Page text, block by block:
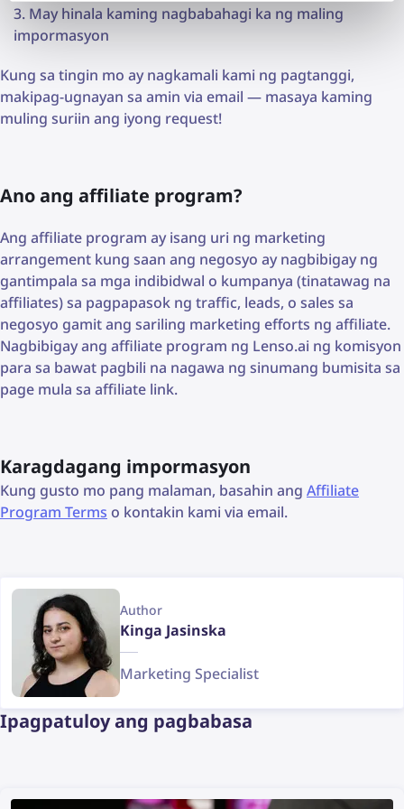
May hinala kaming nagbabahagi ka ng maling
impormasyon
Kung sa tingin mo ay nagkamali kami ng pagtanggi,
makipag-ugnayan sa amin via email — masaya kaming
muling suriin ang iyong request!
Ano ang affiliate program?
Ang affiliate program ay isang uri ng marketing
arrangement kung saan ang negosyo ay nagbibigay ng
gantimpala sa mga indibidwal o kumpanya (tinatawag na
affiliates) sa pagpapasok ng traffic, leads, o sales sa
negosyo gamit ang sariling marketing efforts ng affiliate.
Nagbibigay ang affiliate program ng Lenso.ai ng komisyon
para sa bawat pagbili na nagawa ng sinumang bumisita sa
page mula sa affiliate link.
Karagdagang impormasyon
Kung gusto mo pang malaman, basahin ang Affiliate
Program Terms o kontakin kami via email.
Author
Kinga Jasinska
Marketing Specialist
Ipagpatuloy ang pagbabasa